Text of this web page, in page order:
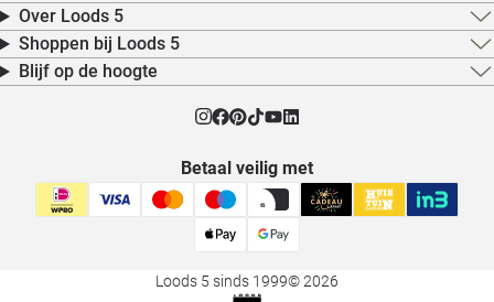
Over Loods 5
Shoppen bij Loods 5
Blijf op de hoogte
Betaal veilig met
Loods 5 sinds 1999© 2026